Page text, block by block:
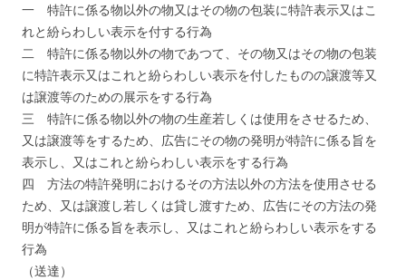
一 特許に係る物以外の物又はその物の包装に特許表示又はこ
れと紛らわしい表示を付する行為
二 特許に係る物以外の物であつて、その物又はその物の包装
に特許表示又はこれと紛らわしい表示を付したものの譲渡等又
は譲渡等のための展示をする行為
三 特許に係る物以外の物の生産若しくは使用をさせるため、
又は譲渡等をするため、広告にその物の発明が特許に係る旨を
表示し、又はこれと紛らわしい表示をする行為
四 方法の特許発明におけるその方法以外の方法を使用させる
ため、又は譲渡し若しくは貸し渡すため、広告にその方法の発
明が特許に係る旨を表示し、又はこれと紛らわしい表示をする
行為
（送達）